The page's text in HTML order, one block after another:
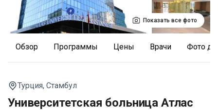
Показать все фото
Обзор Программы Цены Врачи Фото
Турция, Стамбул
Университетская больница Атлас